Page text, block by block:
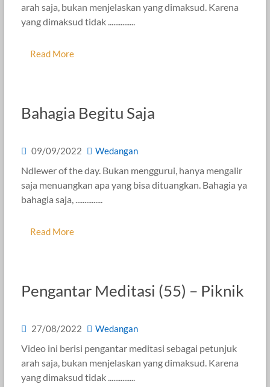
arah saja, bukan menjelaskan yang dimaksud. Karena
yang dimaksud tidak ...............
Read More
Bahagia Begitu Saja
09/09/2022 Wedangan
Ndlewer of the day. Bukan menggurui, hanya mengalir
saja menuangkan apa yang bisa dituangkan. Bahagia ya
bahagia saja, ...............
Read More
Pengantar Meditasi (55) – Piknik
27/08/2022 Wedangan
Video ini berisi pengantar meditasi sebagai petunjuk
arah saja, bukan menjelaskan yang dimaksud. Karena
yang dimaksud tidak ...............